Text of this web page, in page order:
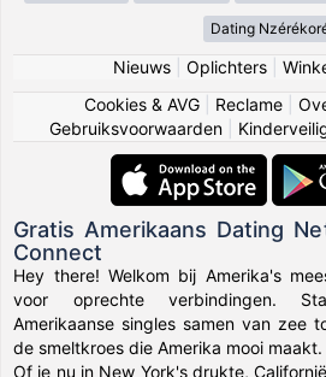
Dating
Nieuws| Oplichters|
Cookies & AVG
Reclame
Gebruiksvoorwaarden
Gratis Amerikaans Dating
Connect
Hey there! Welkom bij Amerika's
voor oprechte verbindingen.
Amerikaanse singles samen van zee
de smeltkroes die Amerika mooi maakt.
Of je nu in New York's drukte,